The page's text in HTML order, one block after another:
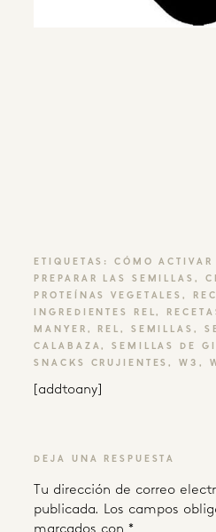
ETIQUETAS:CÓMO
PREPARAR LAS SEMILLAS ,
PROTEÍNAS VEGETALES,
INGREDIENTES REL,
MANYER , REL, SEMILLAS ,
CALABAZA,SEMILLAS DE
SNACKS CRUJIENTES,W3 ,
[addtoany]
DEJA UNA RESPUESTA
Tu dirección de correo
publicada. Los campos
marcados con*